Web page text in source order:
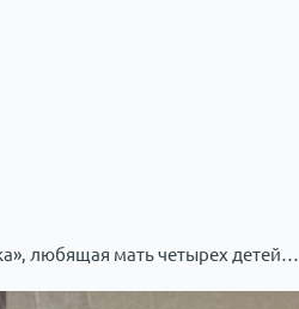
любящая мать четырех детей…